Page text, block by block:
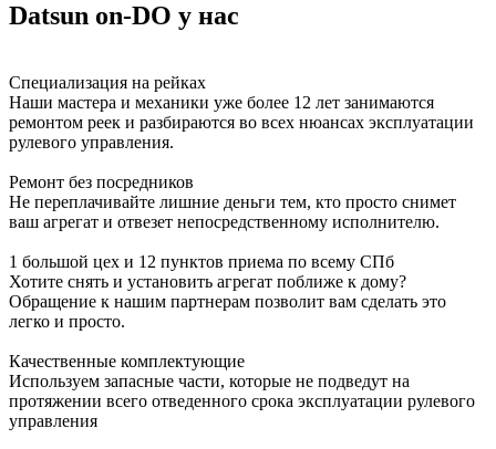
Datsun on-DO у нас
Специализация на рейках
Наши мастера и механики уже более 12 лет занимаются
ремонтом реек и разбираются во всех нюансах эксплуатации
рулевого управления.
Ремонт без посредников
Не переплачивайте лишние деньги тем, кто просто снимет
ваш агрегат и отвезет непосредственному исполнителю.
1 большой цех и 12 пунктов приема по всему СПб
Хотите снять и установить агрегат поближе к дому?
Обращение к нашим партнерам позволит вам сделать это
легко и просто.
Качественные комплектующие
Используем запасные части, которые не подведут на
протяжении всего отведенного срока эксплуатации рулевого
управления